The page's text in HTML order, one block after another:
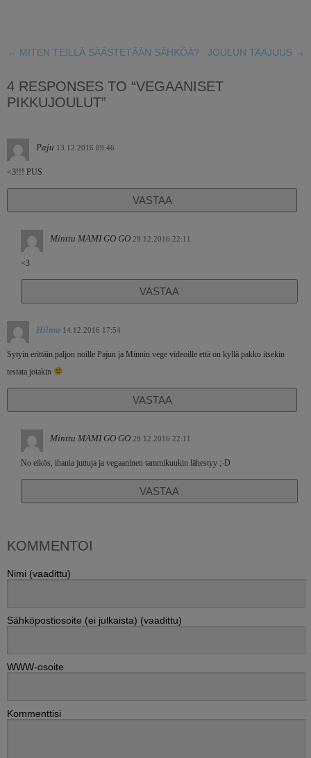
← MITEN TEILLÄ SÄÄSTETÄÄN SÄHKÖÄ? JOULUN TAAJUUS →
4 RESPONSES TO “VEGAANISET
PIKKUJOULUT”
Paju 13.12.2016 09:46
<3!!! PUS
VASTAA
Minttu MAMI GO GO 29.12.2016 22:11
<3
VASTAA
Hilma 14.12.2016 17:54
Sytyin erittäin paljon noille Pajun ja Minnin vege videoille että on kyllä pakko itsekin
testata jotakin
VASTAA
Minttu MAMI GO GO 29.12.2016 22:11
No eikös, ihania juttuja ja vegaaninen tammikuukin lähestyy ;-D
VASTAA
KOMMENTOI
Nimi (vaadittu)
Sähköpostiosoite (ei julkaista) (vaadittu)
WWW-osoite
Kommenttisi